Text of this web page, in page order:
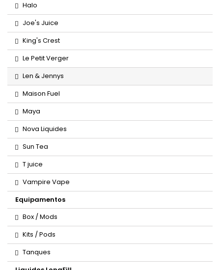
Halo
Joe's Juice
King's Crest
Le Petit Verger
Len & Jennys
Maison Fuel
Maya
Nova Liquides
Sun Tea
T juice
Vampire Vape
Equipamentos
Box / Mods
Kits / Pods
Tanques